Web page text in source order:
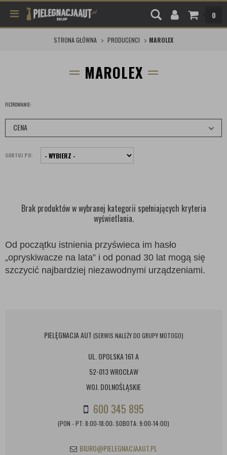
0
STRONA GŁÓWNA PRODUCENCI MAROLEX
MAROLEX
FILTROWANIE:
CENA
SORTUJ PO:
Brak produktów w wybranej kategorii spełniających kryteria
wyświetlania.
Od początku istnienia przyświeca im hasło
„opryskiwacze na lata” i od ponad 30 lat mogą się
szczycić najbardziej niezawodnymi urządzeniami.
PIELĘGNACJA AUT (SERWIS NALEŻY DO GRUPY MOTOGO)
UL. OPOLSKA 161 A
52-013 WROCŁAW
WOJ. DOLNOŚLĄSKIE
600 345 895
(PON - PT: 8:00-18:00; SOBOTA: 9:00-14:00)
BIURO@PIELEGNACJAAUT.PL